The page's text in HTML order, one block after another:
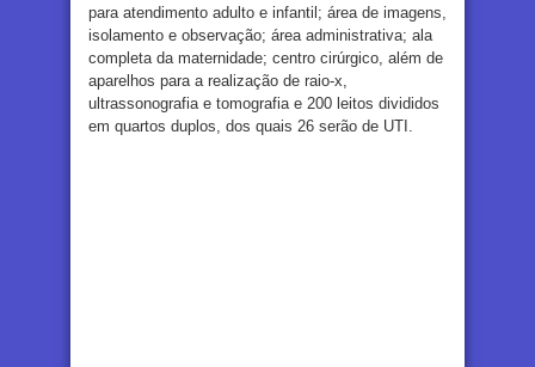
para atendimento adulto e infantil; área de imagens,
isolamento e observação; área administrativa; ala
completa da maternidade; centro cirúrgico, além de
aparelhos para a realização de raio-x,
ultrassonografia e tomografia e 200 leitos divididos
em quartos duplos, dos quais 26 serão de UTI.